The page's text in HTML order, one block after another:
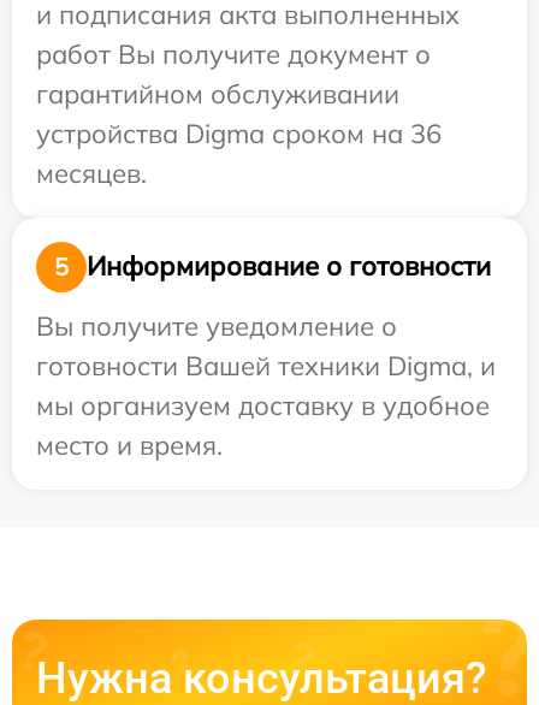
и подписания акта выполненных
работ Вы получите документ о
гарантийном обслуживании
устройства Digma сроком на 36
месяцев.
5
Информирование о готовности
Вы получите уведомление о
готовности Вашей техники Digma, и
мы организуем доставку в удобное
место и время.
Нужна консультация?